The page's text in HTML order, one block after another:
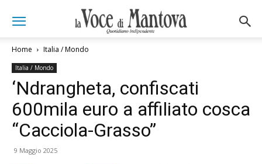
Home Italia / Mondo
Italia / Mondo
‘Ndrangheta, confiscati
600mila euro a affiliato cosca
“Cacciola-Grasso”
9 Maggio 2025